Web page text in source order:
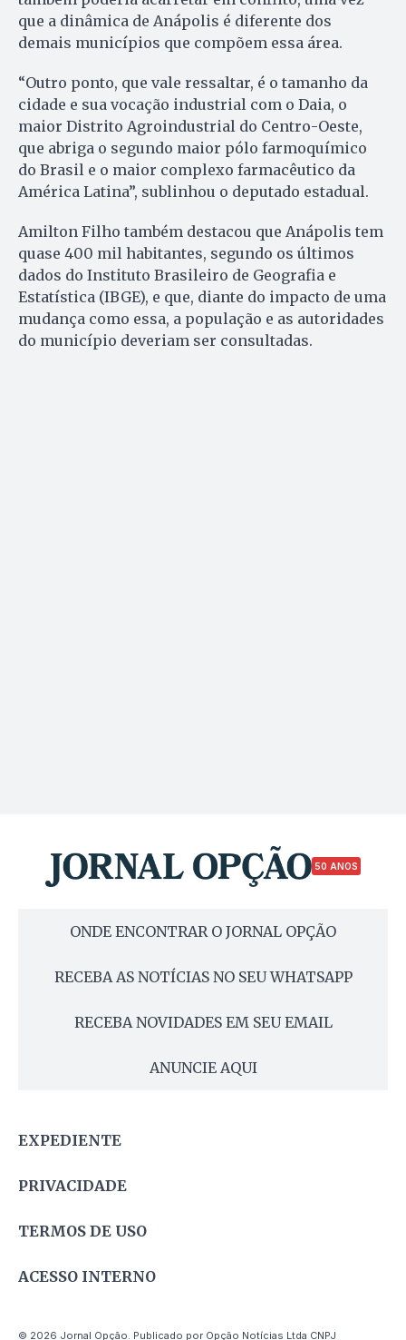
que a dinâmica de Anápolis é diferente dos
demais municípios que compõem essa área.
“Outro ponto, que vale ressaltar, é o tamanho da
cidade e sua vocação industrial com o Daia, o
maior Distrito Agroindustrial do Centro-Oeste,
que abriga o segundo maior pólo farmoquímico
do Brasil e o maior complexo farmacêutico da
América Latina”, sublinhou o deputado estadual.
Amilton Filho também destacou que Anápolis tem
quase 400 mil habitantes, segundo os últimos
dados do Instituto Brasileiro de Geografia e
Estatística (IBGE), e que, diante do impacto de uma
mudança como essa, a população e as autoridades
do município deveriam ser consultadas.
50 ANOS
ONDE ENCONTRAR O JORNAL OPÇÃO
RECEBA AS NOTÍCIAS NO SEU WHATSAPP
RECEBA NOVIDADES EM SEU EMAIL
ANUNCIE AQUI
EXPEDIENTE
PRIVACIDADE
TERMOS DE USO
ACESSO INTERNO
© 2026 Jornal Opção. Publicado por Opção Notícias Ltda CNPJ